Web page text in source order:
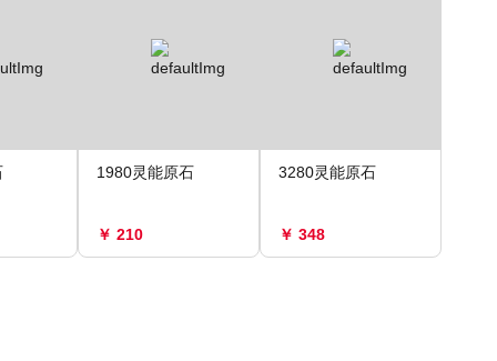
1980灵能原石
￥ 210
3280灵能原石
￥ 348